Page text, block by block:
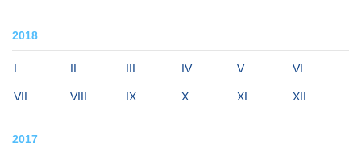
2018
I II III IV V VI
VII VIII IX X XI XII
2017